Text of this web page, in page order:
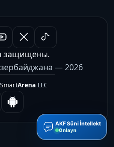
защищены.
— 2026
SmartArena LLC
AKF Süni İntellekt
Onlayn